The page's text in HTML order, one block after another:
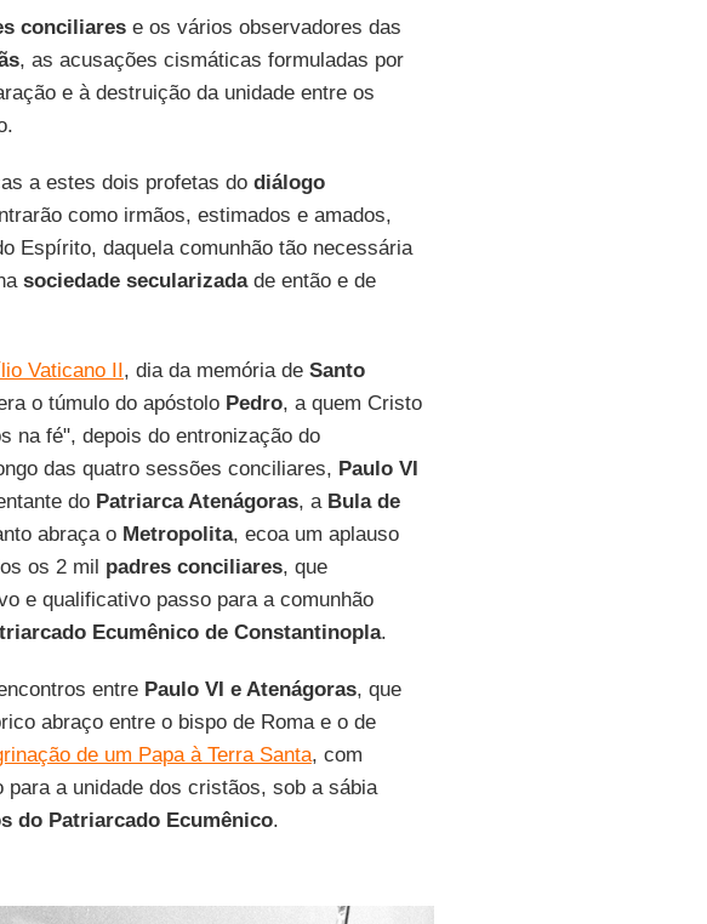
conciliarese os vários observadores das
, as acusações cismáticas formuladas por
e à destruição da unidade entre os
a estes dois profetas do diálogo
como irmãos, estimados e amados,
Espírito, daquela comunhão tão necessária
sociedade secularizadade então e de
Vaticano II, dia da memória de Santo
o túmulo do apóstolo Pedro, a quem Cristo
na fé", depois do entronização do
das quatro sessões conciliares, Paulo VI
do Patriarca Atenágoras, a Bula de
abraça o Metropolita, ecoa um aplauso
os 2 mil padres conciliares, que
e qualificativo passo para a comunhão
Ecumênico de Constantinopla.
entre Paulo VI e Atenágoras, que
abraço entre o bispo de Roma e o de
de um Papa à Terra Santa, com
a unidade dos cristãos, sob a sábia
do Patriarcado Ecumênico.